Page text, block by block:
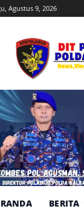
Agustus 9, 2026
BERITA